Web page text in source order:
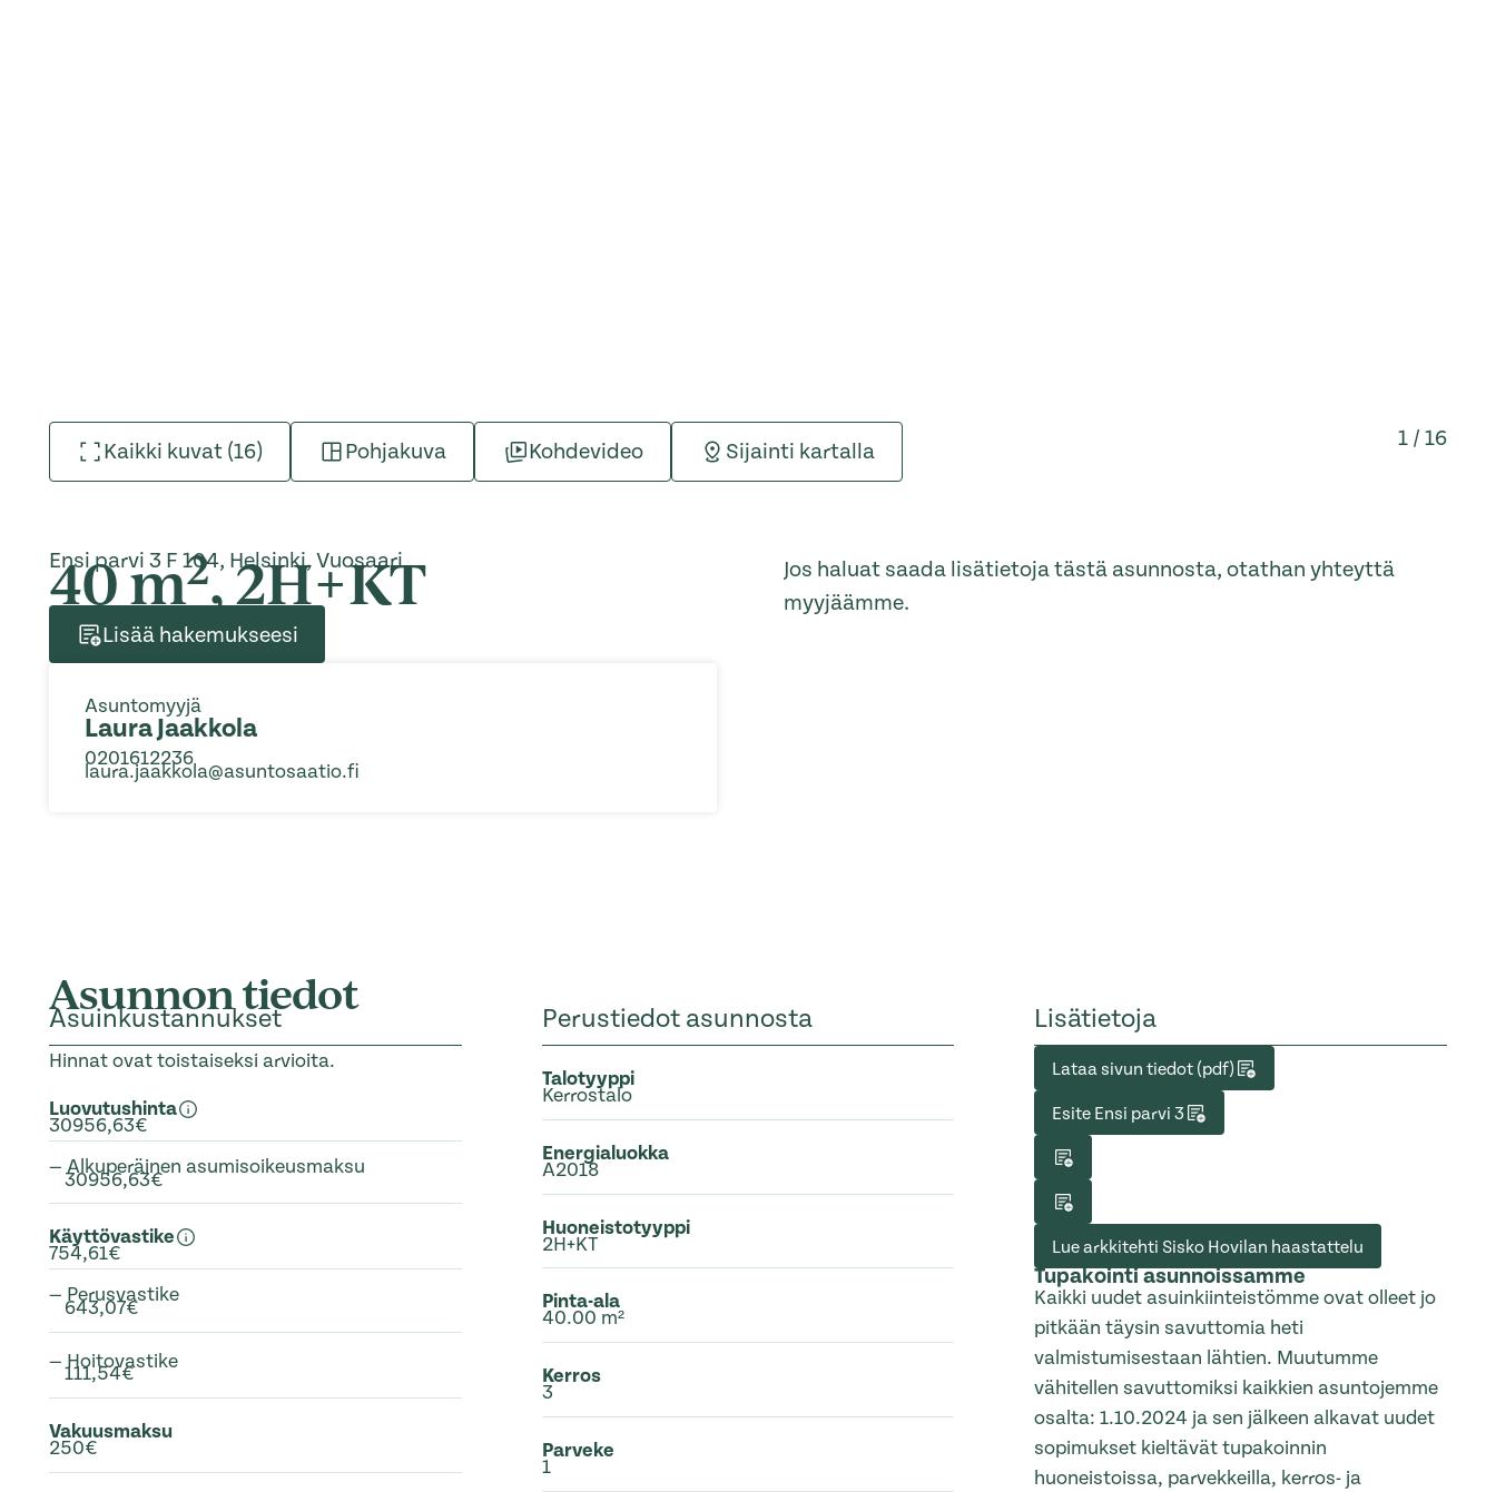
Kaikki kuvat (16) Pohjakuva Kohdevideo Sijainti kartalla
1 / 16
Ensi parvi 3 F 104, Helsinki, Vuosaari
40 m2, 2H+KT
Lisää hakemukseesi
Asuntomyyjä
Laura Jaakkola
0201612236
laura.jaakkola@asuntosaatio.fi
Jos haluat saada lisätietoja tästä asunnosta, otathan yhteyttä
myyjäämme.
Asunnon tiedot
Asuinkustannukset
Hinnat ovat toistaiseksi arvioita.
Luovutushinta
30956,63€
— Alkuperäinen asumisoikeusmaksu
30956,63€
Käyttövastike
754,61€
— Perusvastike
643,07€
— Hoitovastike
111,54€
Vakuusmaksu
250€
Perustiedot asunnosta
Talotyyppi
Kerrostalo
Energialuokka
A2018
Huoneistotyyppi
2H+KT
Pinta-ala
40.00 m²
Kerros
3
Parveke
1
Lisätietoja
Lataa sivun tiedot (pdf)
Esite Ensi parvi 3
Lue arkkitehti Sisko Hovilan haastattelu
Tupakointi asunnoissamme
Kaikki uudet asuinkiinteistömme ovat olleet jo
pitkään täysin savuttomia heti
valmistumisestaan lähtien. Muutumme
vähitellen savuttomiksi kaikkien asuntojemme
osalta: 1.10.2024 ja sen jälkeen alkavat uudet
sopimukset kieltävät tupakoinnin
huoneistoissa, parvekkeilla, kerros- ja